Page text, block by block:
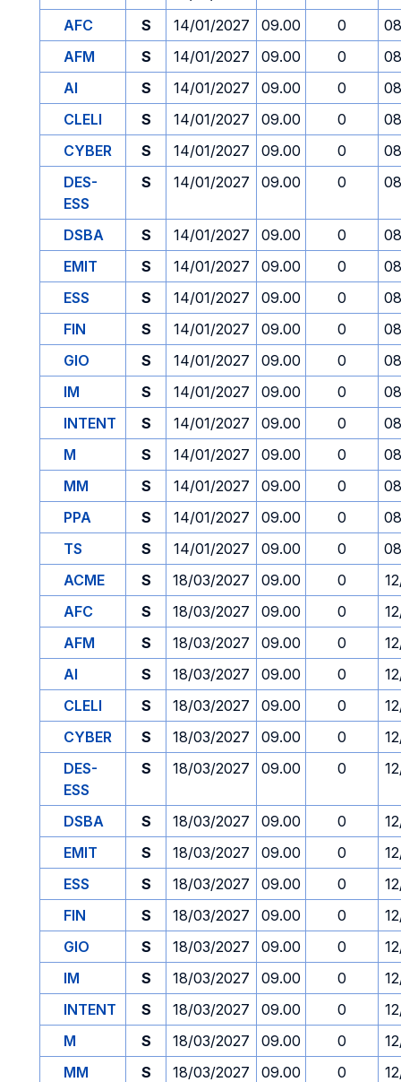
AFC
S 14/01/2027 09.00 0
AFM
S 14/01/2027 09.00 0
AI
S 14/01/2027 09.00 0
CLELI
S 14/01/2027 09.00 0
CYBER
S 14/01/2027 09.00 0
DES-
ESS
S 14/01/2027 09.00 0
DSBA S 14/01/2027 09.00 0
EMIT
S 14/01/2027 09.00 0
ESS
S 14/01/2027 09.00 0
FIN
S 14/01/2027 09.00 0
GIO
S 14/01/2027 09.00 0
IM
S 14/01/2027 09.00 0
INTENT
S 14/01/2027 09.00 0
M
S 14/01/2027 09.00 0
MM
S 14/01/2027 09.00 0
PPA
S 14/01/2027 09.00 0
TS
S 14/01/2027 09.00 0
ACME
S 18/03/2027 09.00 0
AFC
S 18/03/2027 09.00 0
AFM
S 18/03/2027 09.00 0
AI
S 18/03/2027 09.00 0
CLELI
S 18/03/2027 09.00 0
CYBER
S 18/03/2027 09.00 0
DES-
ESS
S 18/03/2027 09.00 0
DSBA S 18/03/2027 09.00 0
EMIT
S 18/03/2027 09.00 0
ESS
S 18/03/2027 09.00 0
FIN
S 18/03/2027 09.00 0
GIO
S 18/03/2027 09.00 0
IM
S 18/03/2027 09.00 0
INTENT
S 18/03/2027 09.00 0
M
S 18/03/2027 09.00 0
MM
S 18/03/2027 09.00 0